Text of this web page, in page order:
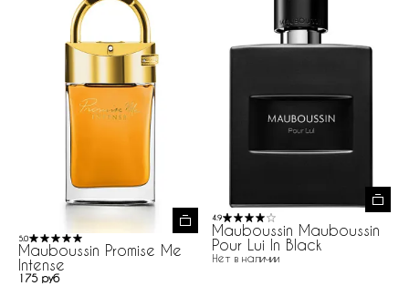
5.0
Mauboussin Promise Me
Intense
175 руб
4.9
Mauboussin Mauboussin
Pour Lui In Black
Нет в наличии